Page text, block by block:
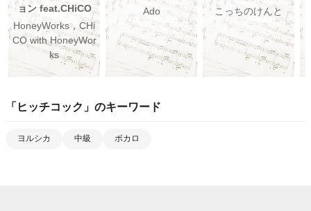
ョン feat.CHiCO
HoneyWorks，CHi
CO with HoneyWor
ks
Ado
こっちのけんと
「 ヒッチコック 」のキーワード
ヨルシカ 中級 ボカロ